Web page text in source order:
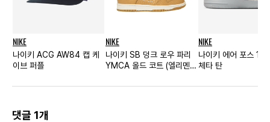
NIKE
나이키 ACG AW84 캡 케
이브 퍼플
NIKE
나이키 SB 덩크 로우 파리
YMCA 올드 코트 (엘리멘탈
NIKE
나이키 에어 포스 1
체타 탄
댓글 1개